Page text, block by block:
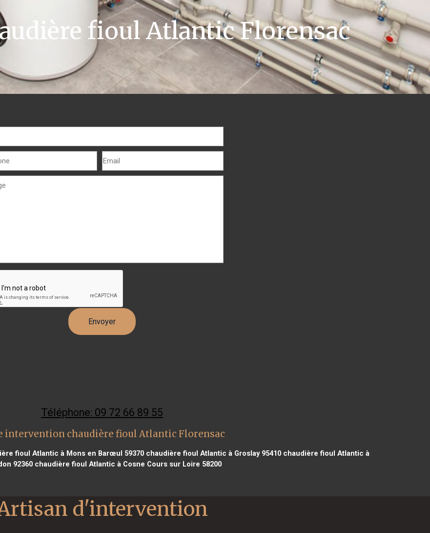
fioul Atlantic Florensac
Téléphone: 09 72 66 89 55
intervention chaudière fioul Atlantic Florensac
fioul Atlantic à Mons en Barœul 59370chaudière fioul Atlantic à Groslay 95410chaudière fioul Atlantic à
92360chaudière fioul Atlantic à Cosne Cours sur Loire 58200
d'intervention